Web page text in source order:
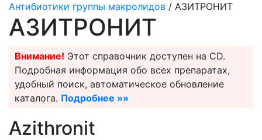
Антибиотики группы макролидов / АЗИТРОНИТ
АЗИТРОНИТ
Внимание! Этот справочник доступен на CD.
Подробная информация обо всех препаратах,
удобный поиск, автоматическое обновление
каталога. Подробнее »»
Azithronit